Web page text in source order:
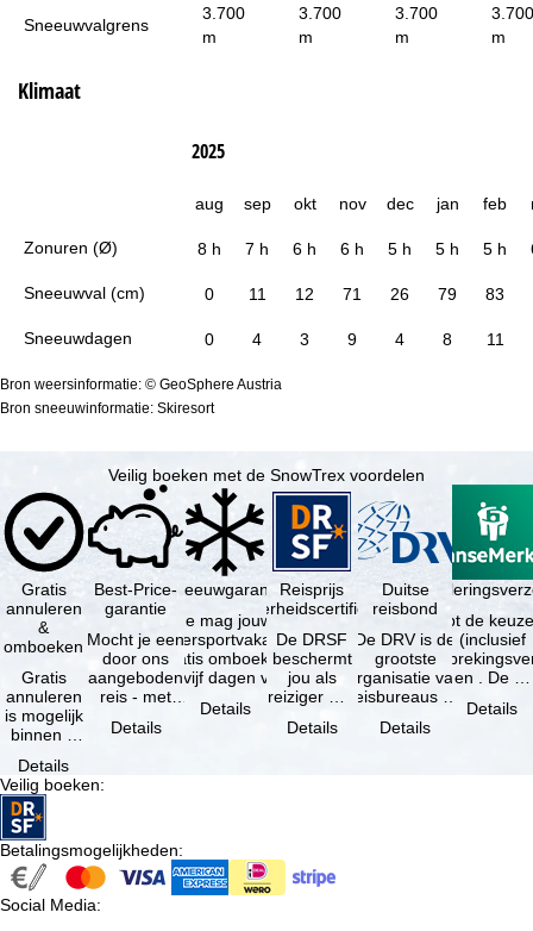
Sneeuwvalgrens
3.700
m
3.700
m
3.700
m
3.700
m
Klimaat
Zonuren (Ø)
Sneeuwval (cm)
Sneeuwdagen
2025
aug sep okt nov dec jan feb
8 h 7 h 6 h 6 h 5 h 5 h 5 h
0 11 12 71 26 79 83
0 4 3 9 4 8 11
Bron weersinformatie: © GeoSphere Austria
Bron sneeuwinformatie: Skiresort
Veilig boeken met de SnowTrex voordelen
Gratis
annuleren
&
omboeken
Gratis
annuleren
is mogelijk
binnen 5
de
boeking,
als jouw
vakantie …
Details
Best-Price-
garantie
Mocht je een
door ons
aangeboden
reis - met
beschikbaarheid
Details
Sneeuwgarantie
Je mag jouw
wintersportvakantie
gratis omboeken
als vijf dagen voor
Details
Reisprijs
zekerheidscertificaat
De DRSF
beschermt
jou als
reiziger met
pakketreis
Details
Duitse
reisbond
De DRV is de
grootste
organisatie van
reisbureaus en
in Duitsland. …
Details
Je hebt de
(inclusief
en . De …
Details
Veilig boeken:
Betalingsmogelijkheden:
Social Media: